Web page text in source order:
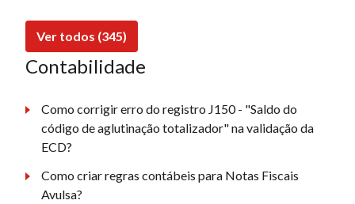
Ver todos (345)
Contabilidade
Como corrigir erro do registro J150 - "Saldo do
código de aglutinação totalizador" na validação da
ECD?
Como criar regras contábeis para Notas Fiscais
Avulsa?